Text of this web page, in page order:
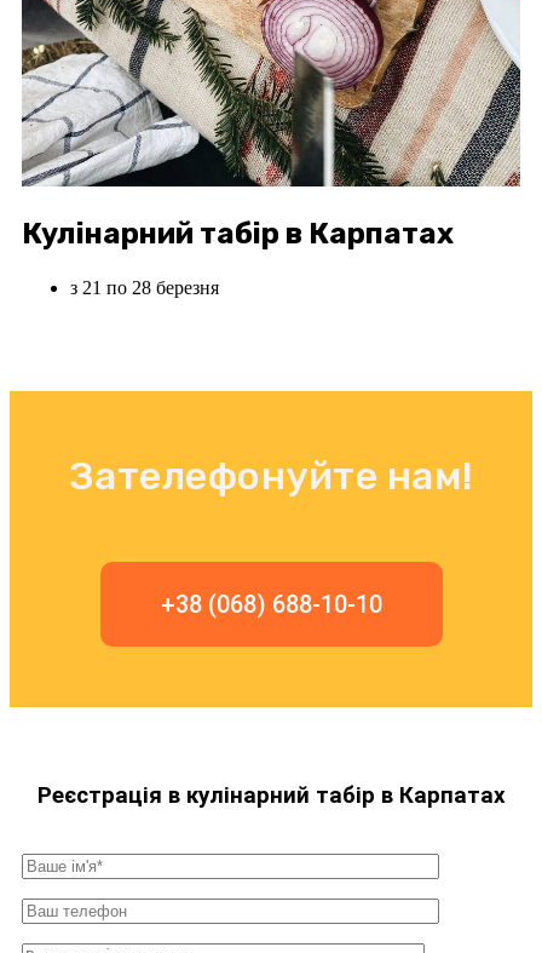
Кулінарний табір в Карпатах
з 21 по 28 березня
Зателефонуйте нам!
+38 (068) 688-10-10
Реєстрація в кулінарний табір в Карпатах